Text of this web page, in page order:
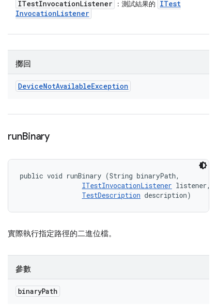
ITestInvocationListener ：測試結果的
ITest
InvocationListener
擲回
DeviceNotAvailableException
runBinary
public void runBinary (String binaryPath,
ITestInvocationListener listener,
TestDescription description)
實際執行指定路徑的二進位檔。
參數
binaryPath